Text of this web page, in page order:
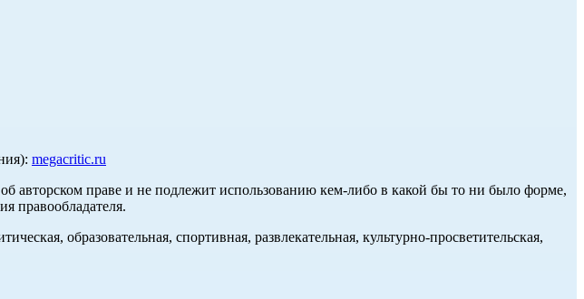
megacritic.ru
авторском праве и не подлежит использованию кем-либо в какой бы то ни было форме,
правообладателя.
образовательная, спортивная, развлекательная, культурно-просветительская,